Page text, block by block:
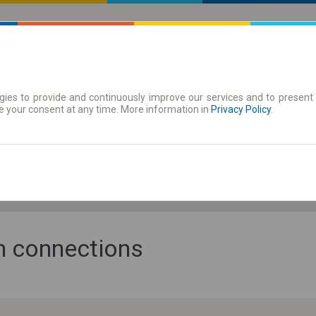
| Tickets Season tickets
connections
to provide and continuously improve our services and to
your consent at any time. More information in Privacy Policy.